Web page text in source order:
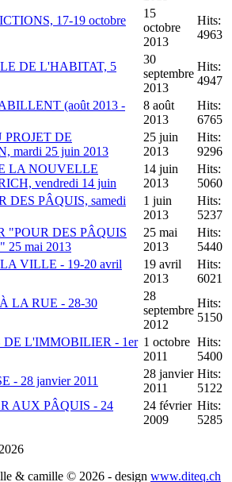
17-19 octobre
15
octobre
2013
Hits:
4963
DE L'HABITAT, 5
30
septembre
2013
Hits:
4947
(août 2013 -
8 août
2013
Hits:
6765
PROJET DE
mardi 25 juin 2013
25 juin
2013
Hits:
9296
LA NOUVELLE
vendredi 14 juin
14 juin
2013
Hits:
5060
DES PÂQUIS, samedi
1 juin
2013
Hits:
5237
"POUR DES PÂQUIS
25 mai 2013
25 mai
2013
Hits:
5440
VILLE - 19-20 avril
19 avril
2013
Hits:
6021
LA RUE - 28-30
28
septembre
2012
Hits:
5150
L'IMMOBILIER - 1er 1 octobre
2011
Hits:
5400
- 28 janvier 2011
28 janvier
2011
Hits:
5122
AUX PÂQUIS - 24
24 février
2009
Hits:
5285
& camille © 2026 - design www.diteq.ch